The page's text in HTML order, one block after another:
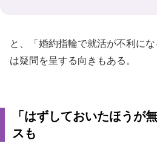
と、「婚約指輪で就活が不利に
は疑問を呈する向きもある。
「はずしておいたほうが
スも